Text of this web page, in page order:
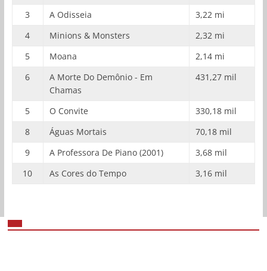
3
A Odisseia
3,22 mi
4
Minions & Monsters
2,32 mi
5
Moana
2,14 mi
6
A Morte Do Demônio - Em
Chamas
431,27 mil
5 O Convite
330,18 mil
8
Águas Mortais
70,18 mil
9
A Professora De Piano (2001)
3,68 mil
10
As Cores do Tempo 3,16 mil